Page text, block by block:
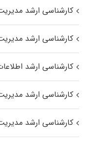
کارشناسی ارشد
کارشناسی ارشد
کارشناسی ارشد
کارشناسی ارشد
کارشناسی ارشد